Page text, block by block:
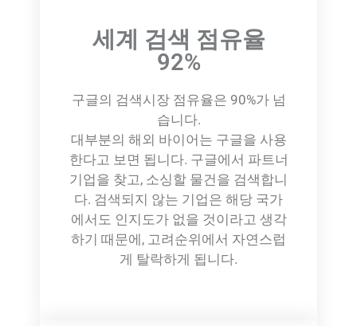
세계 검색 점유율
92%
구글의 검색시장 점유율은 90%가 넘
습니다.
대부분의 해외 바이어는 구글을 사용
한다고 보면 됩니다. 구글에서 파트너
기업을 찾고, 소싱할 물건을 검색합니
다. 검색되지 않는 기업은 해당 국가
에서도 인지도가 없을 것이라고 생각
하기 때문에, 고려순위에서 자연스럽
게 탈락하게 됩니다.